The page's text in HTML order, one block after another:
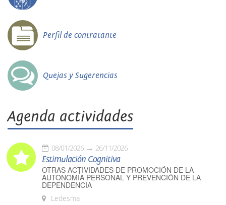
Perfil de contratante
Quejas y Sugerencias
Agenda actividades
08/01/2026 26/11/2026
Estimulación Cognitiva
OTRAS ACTIVIDADES DE PROMOCIÓN DE LA
AUTONOMÍA PERSONAL Y PREVENCIÓN DE LA
DEPENDENCIA
Ledesma